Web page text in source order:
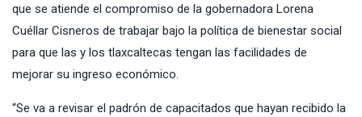
que se atiende el compromiso de la gobernadora Lorena
Cuéllar Cisneros de trabajar bajo la política de bienestar social
para que las y los tlaxcaltecas tengan las facilidades de
mejorar su ingreso económico.
“Se va a revisar el padrón de capacitados que hayan recibido la